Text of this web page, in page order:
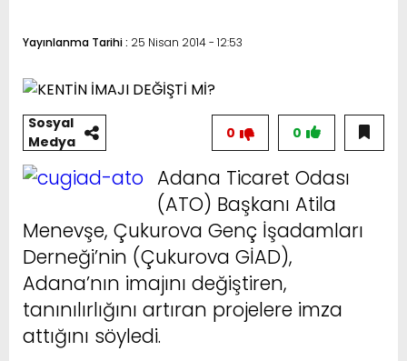
Yayınlanma Tarihi : 25 Nisan 2014 - 12:53
Sosyal
Medya
0
0
Adana Ticaret Odası
(ATO) Başkanı Atila
Menevşe, Çukurova Genç İşadamları
Derneği’nin (Çukurova GİAD),
Adana’nın imajını değiştiren,
tanınılırlığını artıran projelere imza
attığını söyledi.